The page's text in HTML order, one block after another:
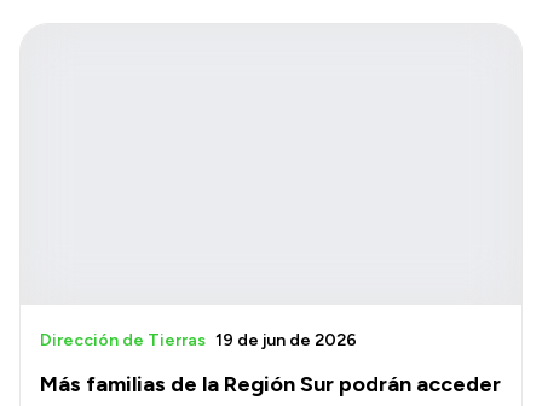
Más familias de la Región Sur podrán acceder
Dirección de Tierras 19 de jun de 2026